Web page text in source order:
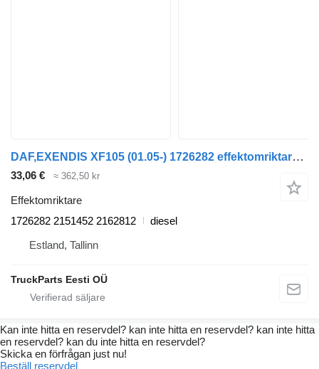
DAF,EXENDIS XF105 (01.05-) 1726282 effektomriktare till DAF XF95, XF105 (2001-2014) dragbil
33,06 € ≈ 362,50 kr
Effektomriktare
1726282 2151452 2162812
diesel
Estland, Tallinn
TruckParts Eesti OÜ
Kan inte hitta en reservdel? kan inte hitta en reservdel? kan inte hitta
en reservdel? kan du inte hitta en reservdel?
Skicka en förfrågan just nu!
Beställ reservdel